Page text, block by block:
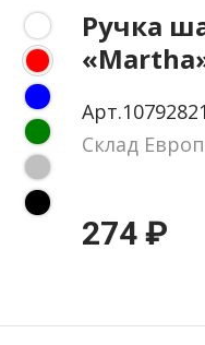
Ручка
Склад
274 ₽